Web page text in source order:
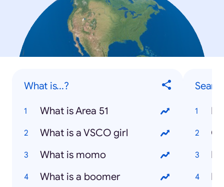
What is...?
What is Area 51
What is a VSCO girl
What is momo
What is a boomer